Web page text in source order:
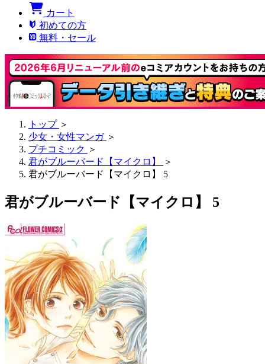
カート
初めての方
無料・セール
トップ ＞
少女・女性マンガ ＞
プチコミック ＞
君がブルーバード【マイクロ】
＞
君がブルーバード【マイクロ】 5
君がブルーバード【マイクロ】 5